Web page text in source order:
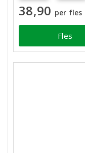
38,90 per fles
Fles